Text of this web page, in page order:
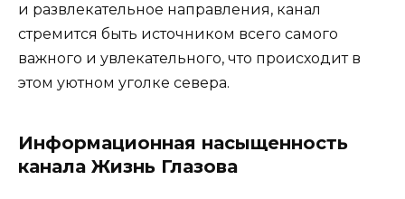
и развлекательное направления, канал
стремится быть источником всего самого
важного и увлекательного, что происходит в
этом уютном уголке севера.
Информационная насыщенность
канала Жизнь Глазова